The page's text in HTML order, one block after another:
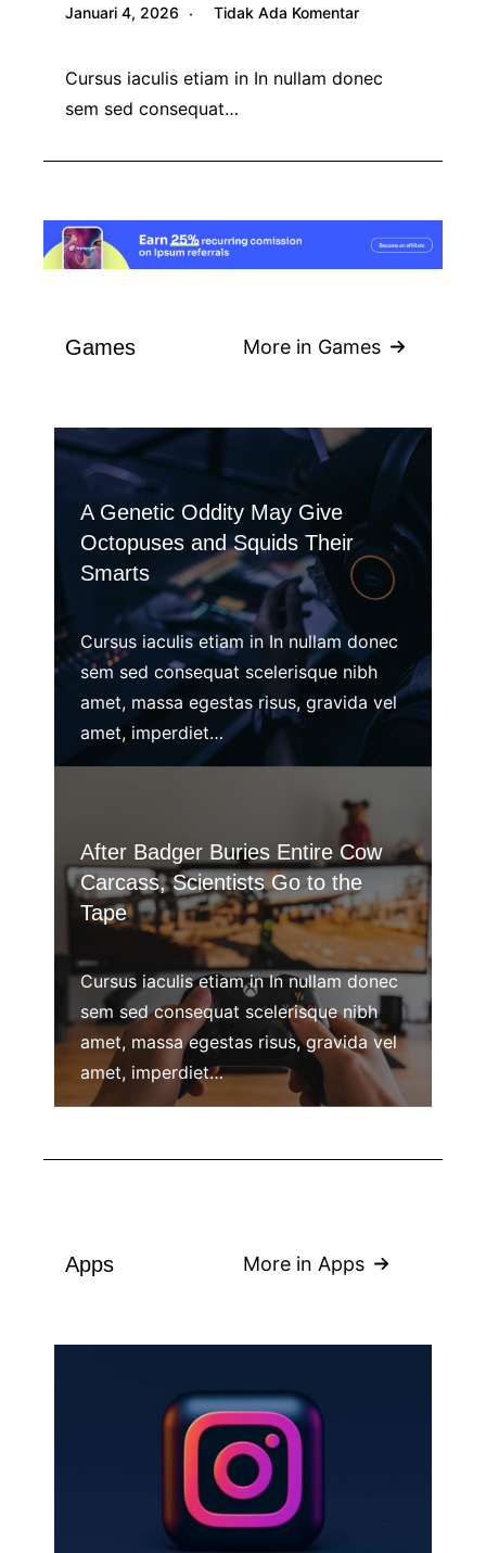
Januari 4, 2026 Tidak Ada Komentar
Cursus iaculis etiam in In nullam donec
sem sed consequat…
Games More in Games
A Genetic Oddity May Give
Octopuses and Squids Their
Smarts
Cursus iaculis etiam in In nullam donec
sem sed consequat scelerisque nibh
amet, massa egestas risus, gravida vel
amet, imperdiet…
After Badger Buries Entire Cow
Carcass, Scientists Go to the
Tape
Cursus iaculis etiam in In nullam donec
sem sed consequat scelerisque nibh
amet, massa egestas risus, gravida vel
amet, imperdiet…
Apps More in Apps